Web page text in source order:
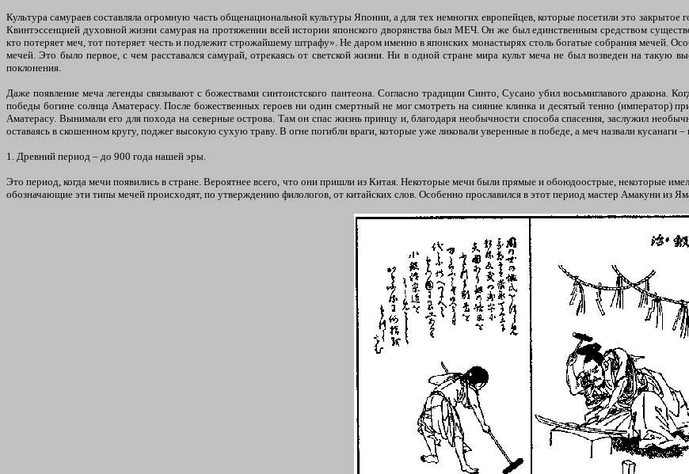
Культура самураев составляла огромную часть общенациональной культуры Японии, а для тех немногих европейцев, которые посетили это
Квинтэссенцией духовной жизни самурая на протяжении всей истории японского дворянства был МЕЧ. Он же был единственным средством
кто потеряет меч, тот потеряет честь и подлежит строжайшему штрафу». Не даром именно в японских монастырях столь богатые собрания мечей.
мечей. Это было первое, с чем расставался самурай, отрекаясь от светской жизни. Ни в одной стране мира культ меча не был возведен на такую
поклонения.
Даже появление меча легенды связывают с божествами синтоистского пантеона. Согласно традиции Синто, Сусано убил восьмиглавого дракона.
победы богине солнца Аматерасу. После божественных героев ни один смертный не мог смотреть на сияние клинка и десятый тенно (император)
Аматерасу. Вынимали его для похода на северные острова. Там он спас жизнь принцу и, благодаря необычности способа спасения, заслужил
оставаясь в скошенном кругу, поджег высокую сухую траву. В огне погибли враги, которые уже ликовали уверенные в победе, а меч назвали
1. Древний период – до 900 года нашей эры.
Это период, когда мечи появились в стране. Вероятнее всего, что они пришли из Китая. Некоторые мечи были прямые и обоюдоострые, некоторые
обозначающие эти типы мечей происходят, по утверждению филологов, от китайских слов. Особенно прославился в этот период мастер Амакуни из